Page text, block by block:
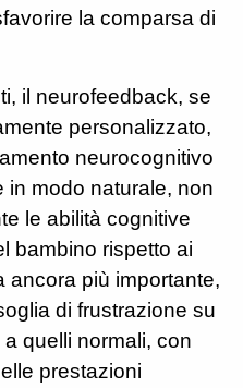
la comparsa di
il neurofeedback, se
personalizzato,
neurocognitivo
in modo naturale, non
le abilità cognitive
bambino rispetto ai
ancora più importante,
di frustrazione su
quelli normali, con
prestazioni